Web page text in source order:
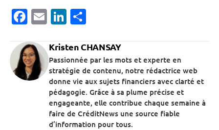
Facebook
EmailLinkedIn
Kristen CHANSAY
Passionnée par les mots et experte en
stratégie de contenu, notre rédactrice web
donne vie aux sujets financiers avec clarté et
pédagogie. Grâce à sa plume précise et
engageante, elle contribue chaque semaine à
faire de CréditNews une source fiable
d’information pour tous.